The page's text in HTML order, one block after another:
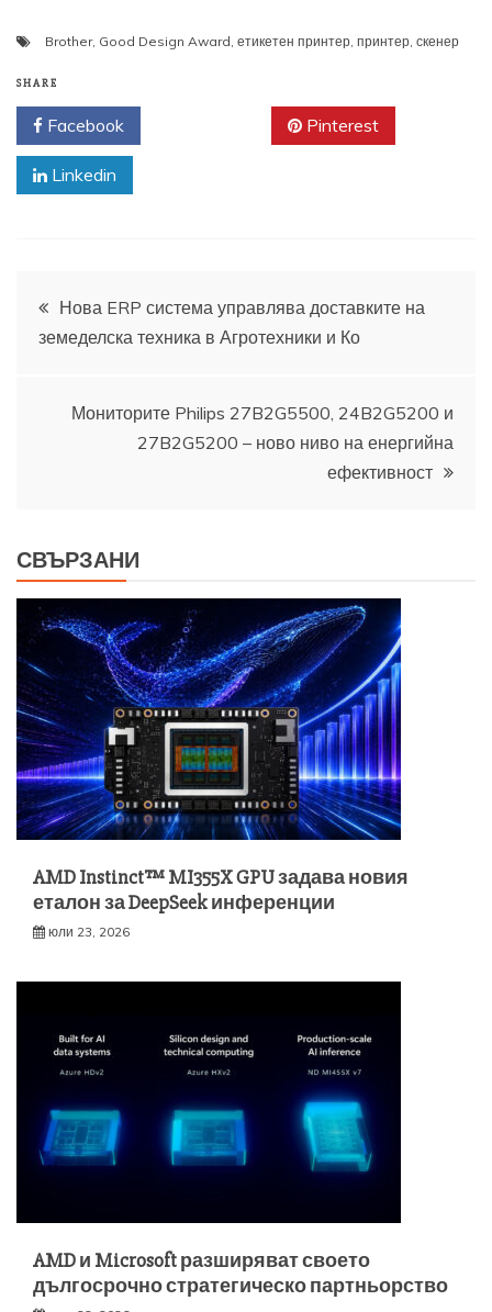
Brother, Good Design Award етикетен принтер принтер скенер
SHARE
Facebook Pinterest
Linkedin
Навигация
Нова ERP система управлява доставките на
земеделска техника в Агротехники и Ко
Мониторите Philips 27B2G5500, 24B2G5200 и
27B2G5200 – ново ниво на енергийна
ефективност
СВЪРЗАНИ
AMD Instinct™ MI355X GPU задава новия
еталон за DeepSeek инференции
юли 23, 2026
AMD и Microsoft разширяват своето
дългосрочно стратегическо партньорство